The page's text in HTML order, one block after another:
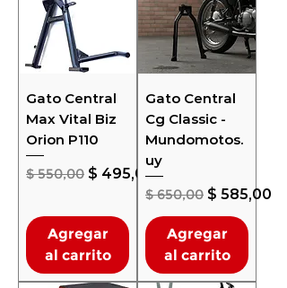
Gato Central
Max Vital Biz
Orion P110
Precio
$ 550,00 Precio de oferta
$ 495,00
Agregar
al carrito
Gato Central
Cg Classic -
Mundomotos.
uy
Precio
$ 650,00 Precio de
$ 585,00
Agregar
al carrito